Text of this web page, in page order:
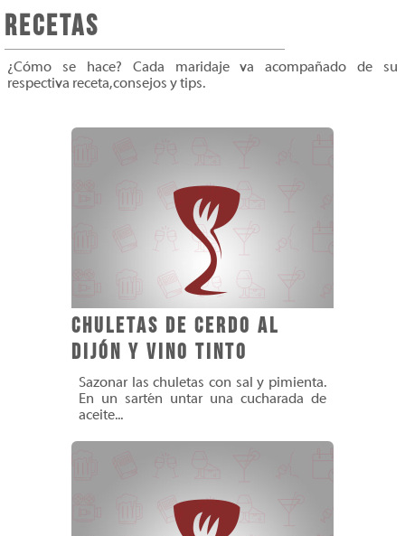
Recetas
¿Cómo se hace? Cada maridaje va acompañado de su
respectiva receta, consejos y tips.
Chuletas de Cerdo al
Dijón y Vino Tinto
Sazonar las chuletas con sal y pimienta.
En un sartén untar una cucharada de
aceite...